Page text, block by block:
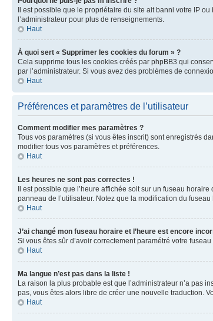
Il est possible que le propriétaire du site ait banni votre IP
l’administrateur pour plus de renseignements.
Haut
À quoi sert « Supprimer les cookies du forum » ?
Cela supprime tous les cookies créés par phpBB3 qui
par l’administrateur. Si vous avez des problèmes de
Haut
Préférences et paramètres de l’utilisateur
Comment modifier mes paramètres ?
Tous vos paramètres (si vous êtes inscrit) sont enregistrés
modifier tous vos paramètres et préférences.
Haut
Les heures ne sont pas correctes !
Il est possible que l’heure affichée soit sur un fuseau
panneau de l’utilisateur. Notez que la modification du
Haut
J’ai changé mon fuseau horaire et l’heure est encore
Si vous êtes sûr d’avoir correctement paramétré votre
Haut
Ma langue n’est pas dans la liste !
La raison la plus probable est que l’administrateur n’a pas
pas, vous êtes alors libre de créer une nouvelle traduction.
Haut